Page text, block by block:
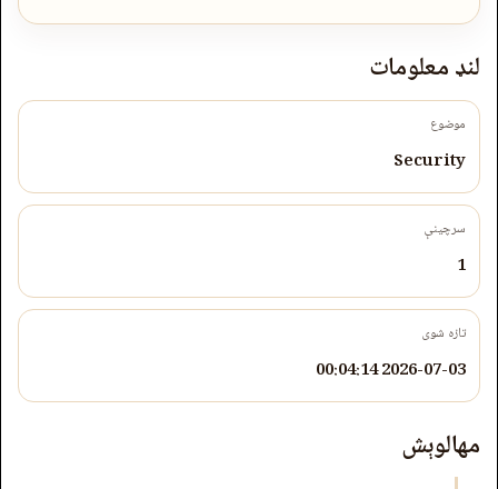
لنډ معلومات
موضوع
Security
سرچینې
1
تازه شوی
2026-07-03 00:04:14
مهالوېش